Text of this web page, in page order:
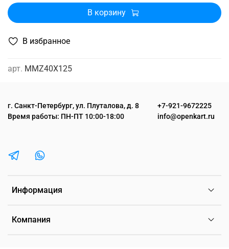
В избранное
арт. MMZ40X125
В корзину
Информация
Компания
г. Санкт-Петербург, ул. Плуталова, д. 8
Время работы: ПН-ПТ 10:00-18:00
+7-921-9672225
info@openkart.ru